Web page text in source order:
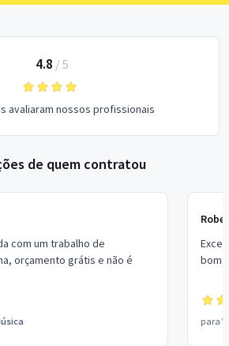
4.8 / 5
avaliaram nossos profissionais
de quem contratou
com um trabalho de
orçamento grátis e não é
bom
para